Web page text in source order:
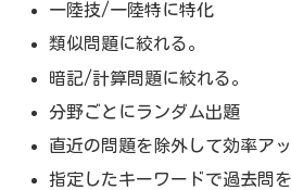
一陸技/一陸特に特化
類似問題に絞れる。
暗記/計算問題に絞れる。
分野ごとにランダム出題
直近の問題を除外して効率ア
指定したキーワードで過去問